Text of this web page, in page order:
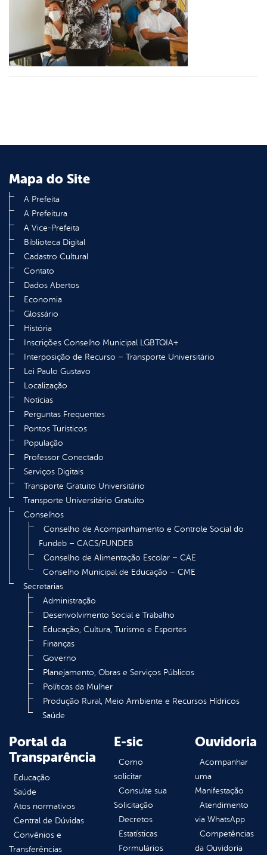
Mapa do Site
A Prefeita
A Prefeitura
A Vice-Prefeita
Biblioteca Digital
Cadastro Cultural
Contato
Dados Abertos
Economia
Glossário
História
Inscrições Conselho Municipal LGBTQIA+
Interposição de Recurso – Transporte Universitário
Lei Paulo Gustavo
Localização
Notícias
Perguntas Frequentes
Pontos Turísticos
População
Professor Conectado
Serviços Digitais
Transporte Gratuito Universitário
Transporte Universitário Gratuito
Conselhos
Conselho de Acompanhamento e Controle Social do
Fundeb – CACS/FUNDEB
Conselho de Alimentação Escolar – CAE
Conselho Municipal de Educação – CME
Secretarias
Administração
Desenvolvimento Social e Trabalho
Educação, Cultura, Turismo e Esportes
Finanças
Governo
Planejamento, Obras e Serviços Públicos
Políticas da Mulher
Produção Rural, Meio Ambiente e Recursos Hídricos
Saúde
Portal da
Transparência
Educação
Saúde
Atos normativos
Central de Dúvidas
Convênios e
Transferências
E-sic
Como
solicitar
Consulte sua
Solicitação
Decretos
Estatísticas
Formulários
Ouvidoria
Acompanhar
uma
Manifestação
Atendimento
via WhatsApp
Competências
da Ouvidoria